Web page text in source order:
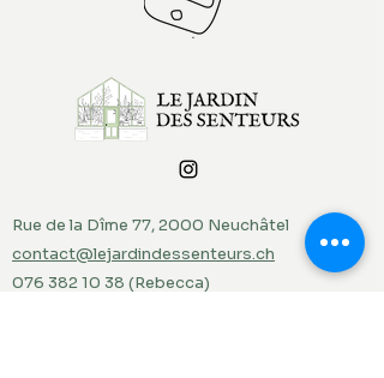
Rue de la Dîme 77, 2000 Neuchâtel
contact@lejardindessenteurs.ch
076 382 10 38 (Rebecca)